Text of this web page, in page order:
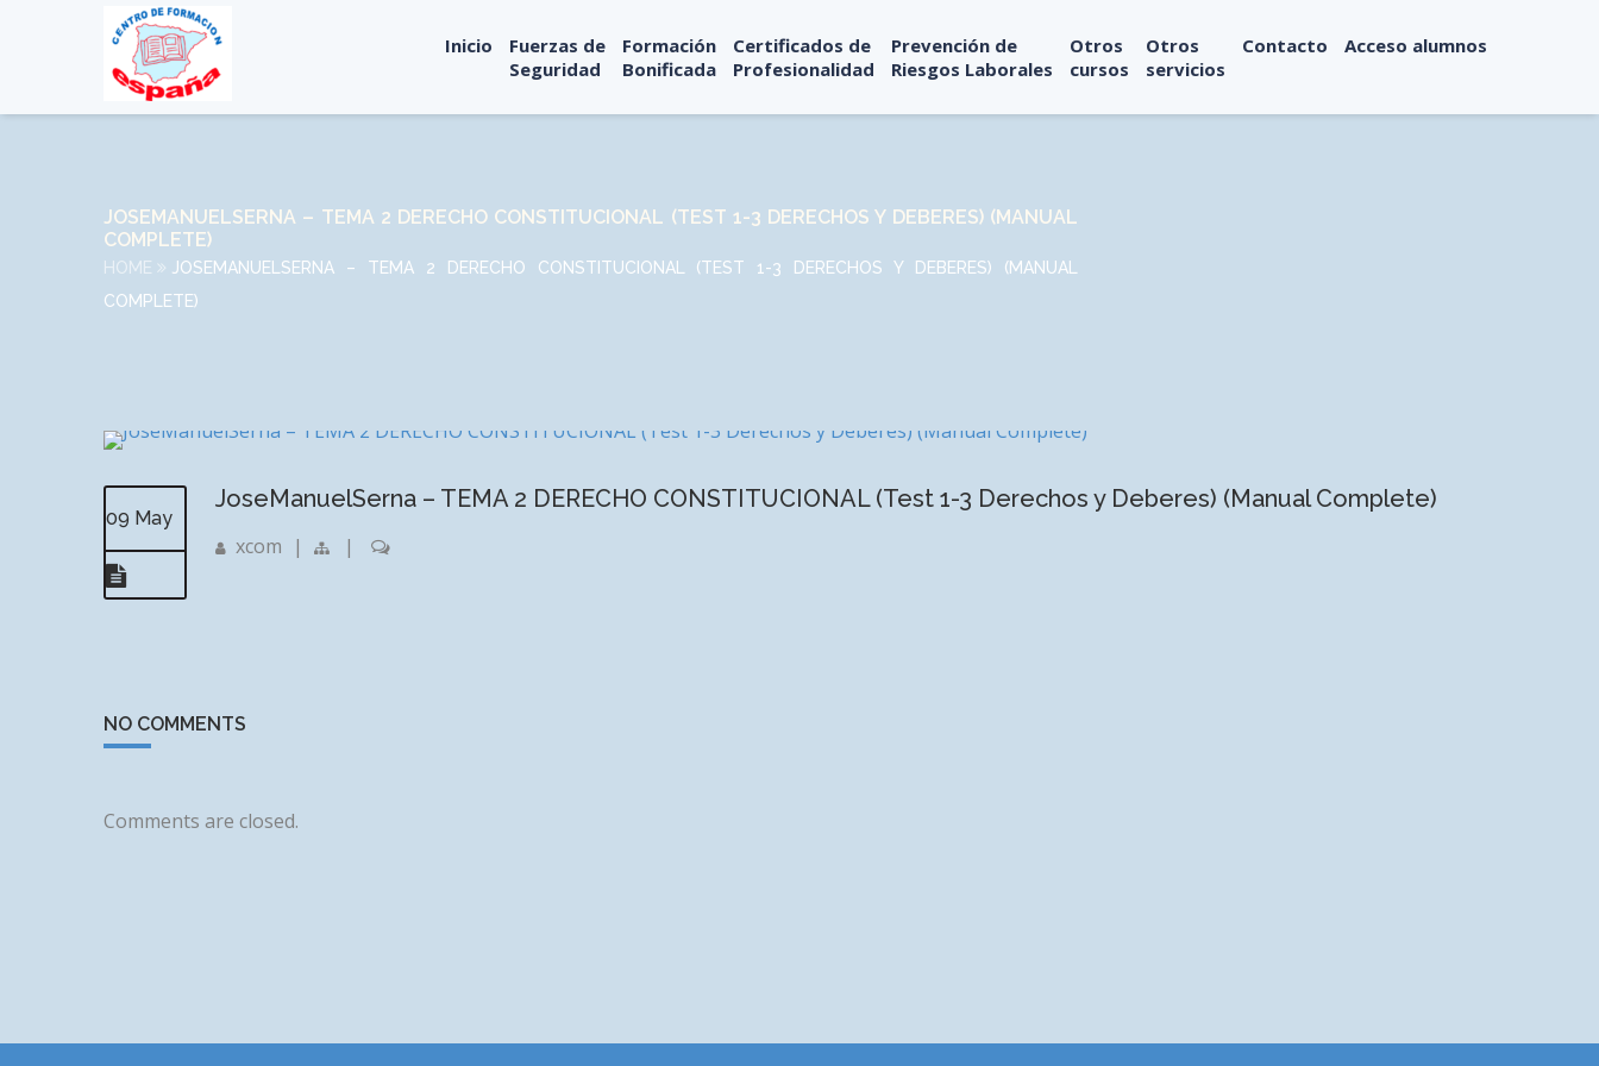
Inicio
Fuerzas de
Seguridad
Formación
Bonificada
Certificados de
Profesionalidad
Prevención de
Riesgos Laborales
Otros
cursos
Otros
servicios
Contacto Acceso alumnos
JOSEMANUELSERNA – TEMA 2 DERECHO CONSTITUCIONAL (TEST 1-3 DERECHOS Y DEBERES) (MANUAL
COMPLETE)
HOME
JOSEMANUELSERNA – TEMA 2 DERECHO CONSTITUCIONAL (TEST 1-3 DERECHOS Y DEBERES) (MANUAL
COMPLETE)
09 May
JoseManuelSerna – TEMA 2 DERECHO CONSTITUCIONAL (Test 1-3 Derechos y Deberes) (Manual Complete)
xcom | |
NO COMMENTS
Comments are closed.